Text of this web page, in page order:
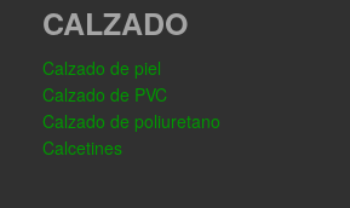
CALZADO
Calzado de piel
Calzado de PVC
Calzado de poliuretano
Calcetines